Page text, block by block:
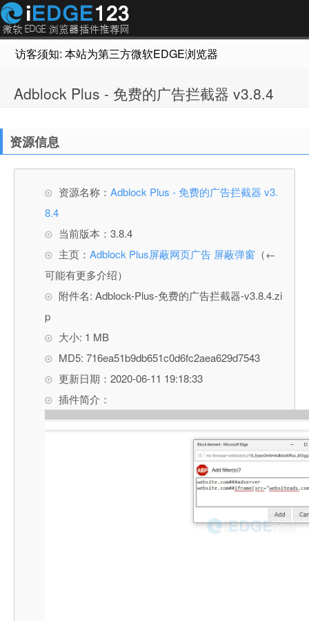
访客须知: 本站为第三方微软EDGE浏览器插件推荐网站，
Adblock Plus - 免费的广告拦截器 v3.8.4
资源信息
资源名称： Adblock Plus - 免费的广告拦截器 v3.
8.4
当前版本：3.8.4
主页： Adblock Plus屏蔽网页广告 屏蔽弹窗 （←
可能有更多介绍）
附件名: Adblock-Plus-免费的广告拦截器-v3.8.4.zi
p
大小: 1 MB
MD5: 716ea51b9db651c0d6fc2aea629d7543
更新日期：2020-06-11 19:18:33
插件简介：